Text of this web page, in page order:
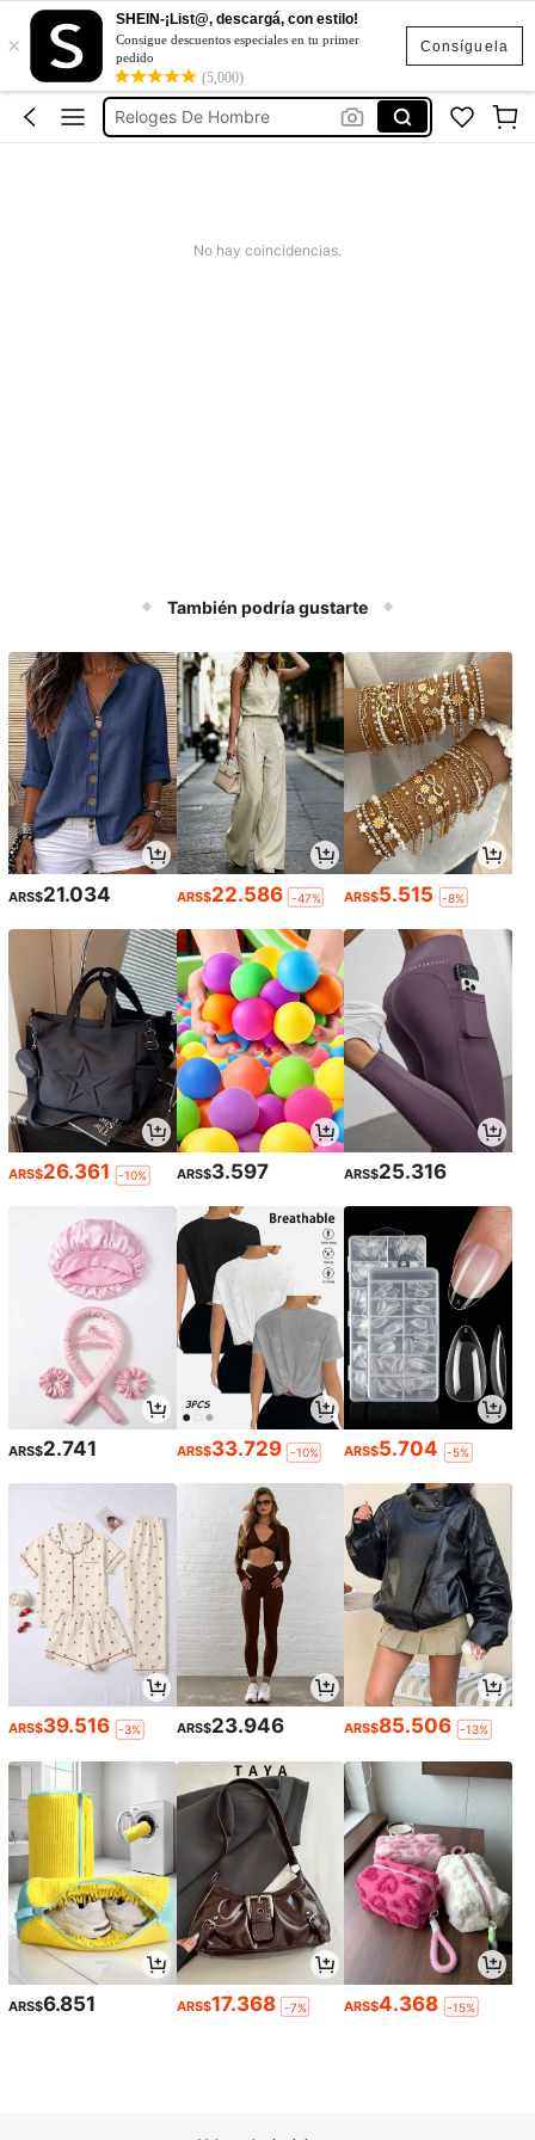
Consíguela
×
SHEIN-¡List@, descargá, con estilo!
Consigue descuentos especiales en tu primer
pedido
(5,000)
ساعة يدوية حروف عربية
Reloj De Hombre
Reloges De Hombre
Reloj De Hombre
No hay coincidencias.
También podría gustarte
ARS$21.034 ARS$22.586 -47% ARS$5.515 -8%
ARS$26.361 -10% ARS$3.597 ARS$25.316
ARS$2.741 ARS$33.729 -10% ARS$5.704 -5%
ARS$39.516 -3% ARS$23.946 ARS$85.506 -13%
ARS$6.851 ARS$17.368 -7% ARS$4.368 -15%